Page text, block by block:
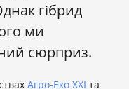
гібрид
ми
сюрприз.
Агро-Еко ХХІ та